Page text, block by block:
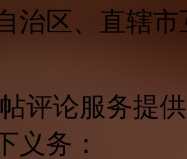
治区、直辖
评论服务提
义务：